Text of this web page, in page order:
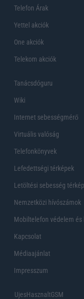
Telefon Árak
Yettel akciók
One akciók
Telekom akciók
Tanácsdóguru
Wiki
Internet sebességmérő
Virtuális valóság
Telefonkönyvek
Lefedettségi térképek
Letöltési sebesség térkép
Nemzetközi hívószámok
Mobiltelefon védelem és
Kapcsolat
Médiaajánlat
Impresszum
UjesHasznaltGSM